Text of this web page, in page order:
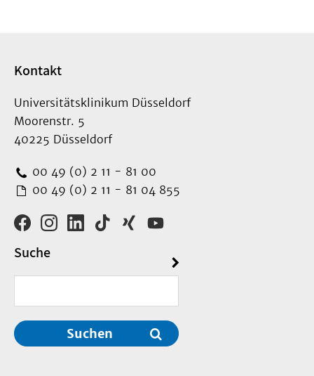
Kontakt
Universitätsklinikum Düsseldorf
Moorenstr. 5
40225 Düsseldorf
00 49 (0) 2 11 - 81 00
00 49 (0) 2 11 - 81 04 855
Suche
Suchen